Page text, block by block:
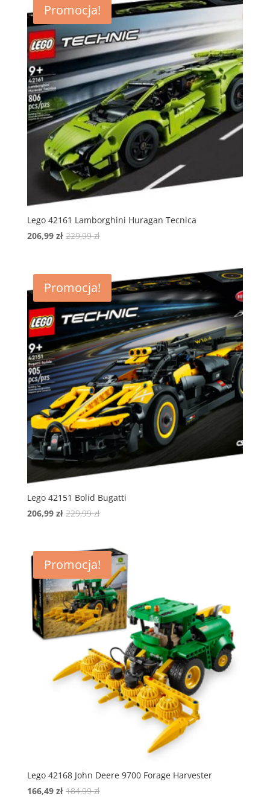
Promocja!
Lego 42161 Lamborghini Huragan Tecnica
229,99złPierwotna
229,99 zł.
206,99 zł
Aktualna
206,99 zł.
Promocja!
Lego 42151 Bolid Bugatti
229,99złPierwotna
229,99 zł.
206,99 zł
Aktualna
206,99 zł.
Promocja!
Lego 42168 John Deere 9700 Forage Harvester
184,99złPierwotna
166,49 zł
Aktualna